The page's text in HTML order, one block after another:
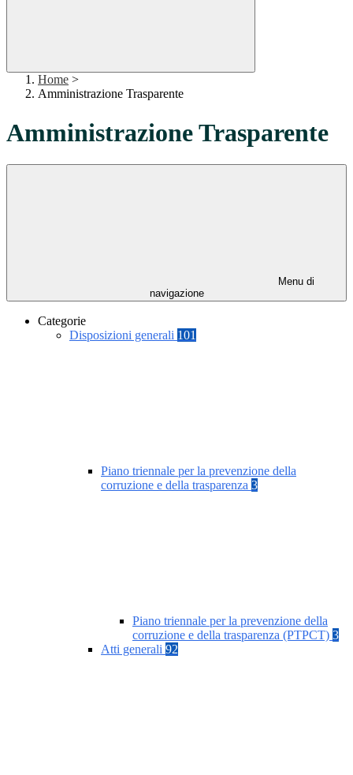
Home >
Amministrazione Trasparente
Amministrazione Trasparente
Menu di
navigazione
Categorie
Disposizioni generali 101
Piano triennale per la prevenzione della
corruzione e della trasparenza 3
Piano triennale per la prevenzione della
corruzione e della trasparenza (PTPCT) 3
Atti generali 92